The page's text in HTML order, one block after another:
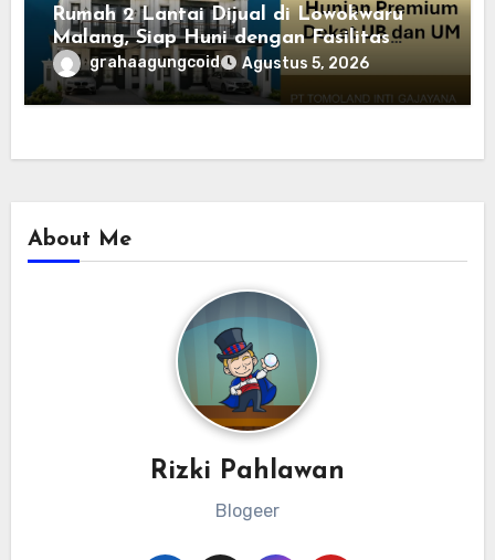
Rumah 2 Lantai Dijual di Lowokwaru
Malang, Siap Huni dengan Fasilitas
Premium | Graha Agung by Tomoland
grahaagungcoid Agustus 5, 2026
About Me
Rizki Pahlawan
Blogeer